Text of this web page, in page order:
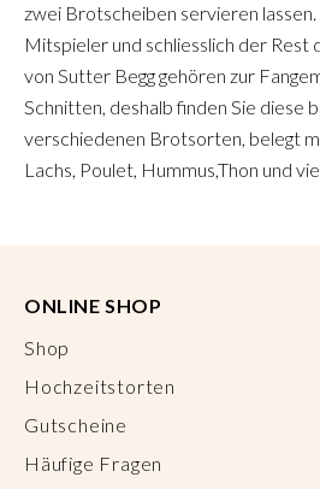
zwei Brotscheiben servieren
Mitspieler und schliesslich der Rest
von Sutter Begg gehören zur
Schnitten, deshalb finden Sie diese
verschiedenen Brotsorten, belegt
Lachs, Poulet, Hummus,Thon und
ONLINE SHOP
Shop
Hochzeitstorten
Gutscheine
Häufige Fragen